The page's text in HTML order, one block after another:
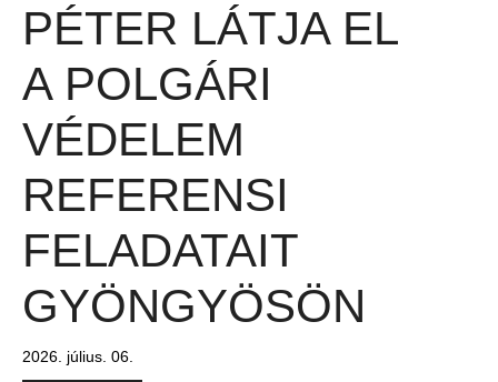
PÉTER LÁTJA EL
A POLGÁRI
VÉDELEM
REFERENSI
FELADATAIT
GYÖNGYÖSÖN
2026. július. 06.